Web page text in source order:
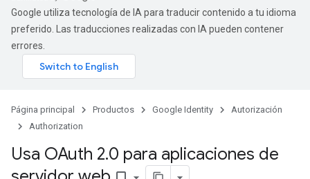
Google utiliza tecnología de IA para traducir contenido a tu idioma
preferido. Las traducciones realizadas con IA pueden contener
errores.
Página principal Productos Google Identity
Autorización
Authorization
Usa OAuth 2.0 para aplicaciones de